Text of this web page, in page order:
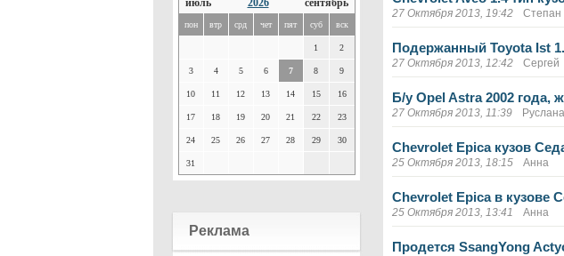
2026
пон втр срд чет пят суб вск
1 2
3 4 5 6 7 8 9
10 11 12 13 14 15 16
17 18 19 20 21 22 23
24 25 26 27 28 29 30
31
Реклама
27 Октября 2013, 19:42 Степан
Подержанный Toyota Ist
27 Октября 2013, 12:42 Сергей
Б/у Opel Astra 2002 года,
27 Октября 2013, 11:39 Руслана
Chevrolet Epica кузов
25 Октября 2013, 18:15 Анна
Chevrolet Epica в кузове
25 Октября 2013, 13:41 Анна
Продется SsangYong